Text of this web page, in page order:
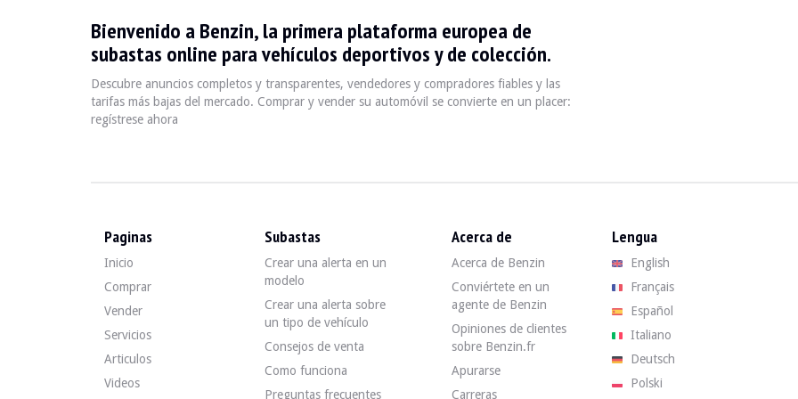
L'Alfa Romeo 159, produite entre 2005 et 2011, est une berline élégante qui incarne le raffinement italien et l'ingénierie de
Fiche technique
Guide de l'acheteur
Lors de l'achat d'une Alfa Romeo 159, il est essentiel de prêter attention à l'état général du véhicule et à l'historique
Descubra todos nuestros anuncios de Alfa Romeo 159 en venta. Encuentra tu Alfa Romeo 159 de segunda mano en Benzin al
Alfa Romeo 159 — Vendido
Bienvenido a Benzin, la primera plataforma europea de
subastas online para vehículos deportivos y de colección.
Descubre anuncios completos y transparentes, vendedores y compradores fiables y las
tarifas más bajas del mercado. Comprar y vender su automóvil se convierte en un placer:
regístrese ahora
Paginas
Inicio
Comprar
Vender
Servicios
Articulos
Videos
Subastas
Crear una alerta en un
modelo
Crear una alerta sobre
un tipo de vehículo
Consejos de venta
Como funciona
Preguntas frecuentes
Acerca de
Acerca de Benzin
Conviértete en un
agente de Benzin
Opiniones de clientes
sobre Benzin.fr
Apurarse
Carreras
Lengua
English
Français
Español
Italiano
Deutsch
Polski